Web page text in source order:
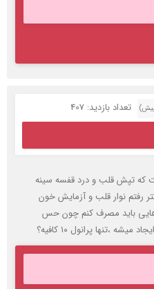
تعداد بازدید: 407
که تپش قلب و درد قفسه سینه
رفتم نوار قلب و آزمایش خون
باید مصرف کنم چون حس
،تنها پرانول ۱۰ کافیه؟